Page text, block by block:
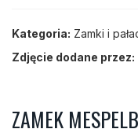
Kategoria: Zamki i
Zdjęcie dodane przez:
ZAMEK